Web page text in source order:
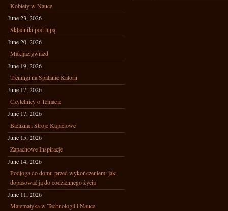
Kobiety w Nauce
June 23, 2026
Składniki pod lupą
June 20, 2026
Makijaż gwiazd
June 19, 2026
Treningi na Spalanie Kalorii
June 17, 2026
Czytelnicy o Temacie
June 17, 2026
Bielizna i Stroje Kąpielowe
June 15, 2026
Zapachowe Inspiracje
June 14, 2026
Podłoga do domu przed wykończeniem: jak
dopasować ją do codziennego życia
June 11, 2026
Matematyka w Technologii i Nauce